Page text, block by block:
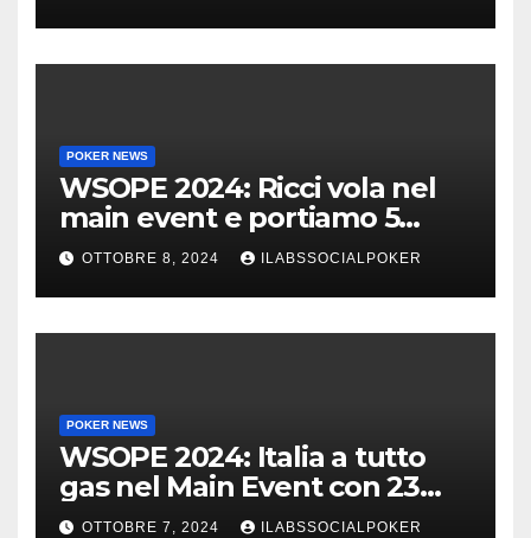
POKER NEWS
WSOPE 2024: Ricci vola nel
main event e portiamo 5
azzurri al day 4
OTTOBRE 8, 2024 ILABSSOCIALPOKER
POKER NEWS
WSOPE 2024: Italia a tutto
gas nel Main Event con 23
azzurri al day 3
OTTOBRE 7, 2024 ILABSSOCIALPOKER